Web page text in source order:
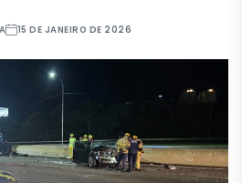
15 DE JANEIRO DE 2026